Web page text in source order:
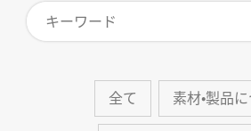
全て 素材・製品